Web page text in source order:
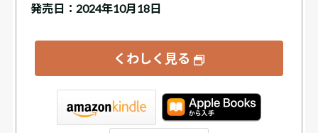
発売日：2024年10月18日
くわしく見る